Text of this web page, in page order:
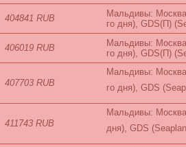
404841 RUB
Мальдивы:
го дня), GDS(П)
406019 RUB
Мальдивы:
го дня), GDS(П)
407703 RUB
Мальдивы:
го дня), GDS
411743 RUB
Мальдивы:
дня), GDS